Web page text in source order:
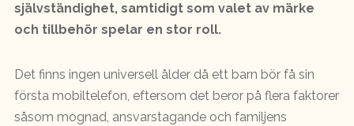
självständighet, samtidigt som valet av märke
och tillbehör spelar en stor roll.
Det finns ingen universell ålder då ett barn bör få sin
första mobiltelefon, eftersom det beror på flera faktorer
såsom mognad, ansvarstagande och familjens